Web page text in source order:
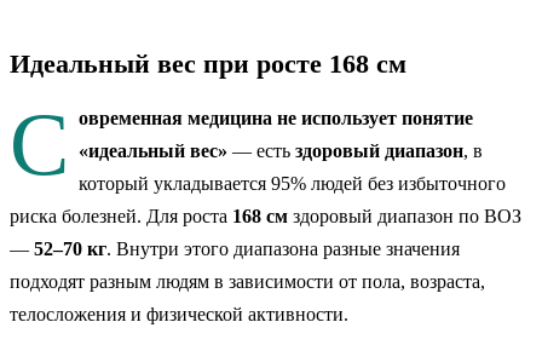
Идеальный вес при росте 168 см
С
овременная медицина не использует понятие
«идеальный вес» — есть здоровый диапазон, в
который укладывается 95% людей без избыточного
риска болезней. Для роста 168 см здоровый диапазон по ВОЗ
— 52–70 кг. Внутри этого диапазона разные значения
подходят разным людям в зависимости от пола, возраста,
телосложения и физической активности.